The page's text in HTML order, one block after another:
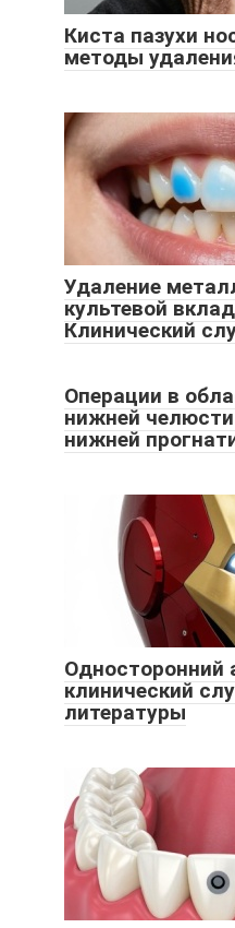
Киста пазухи
методы
Удаление
культевой
Клинический
Операции в
нижней
нижней
Односторонний
клинический
литературы